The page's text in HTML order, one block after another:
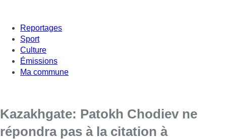
Reportages
Sport
Culture
Émissions
Ma commune
Kazakhgate: Patokh Chodiev ne
répondra pas à la citation à